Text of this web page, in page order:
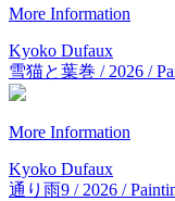
More Information
Kyoko Dufaux
雪猫と葉巻 / 2026 /
More Information
Kyoko Dufaux
通り雨9 / 2026 /